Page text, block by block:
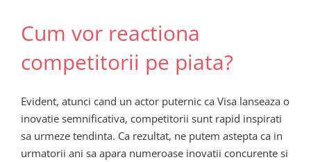
Cum vor reactiona
competitorii pe piata?
Evident, atunci cand un actor puternic ca Visa lanseaza o
inovatie semnificativa, competitorii sunt rapid inspirati
sa urmeze tendinta. Ca rezultat, ne putem astepta ca in
urmatorii ani sa apara numeroase inovatii concurente si